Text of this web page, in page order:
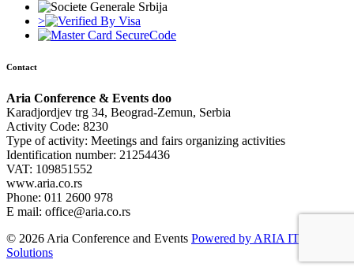
>
Contact
Aria Conference & Events doo
Karadjordjev trg 34, Beograd-Zemun, Serbia
Activity Code: 8230
Type of activity: Meetings and fairs organizing activities
Identification number: 21254436
VAT: 109851552
www.aria.co.rs
Phone: 011 2600 978
E mail: office@aria.co.rs
© 2026 Aria Conference and Events Powered by ARIA IT
Solutions